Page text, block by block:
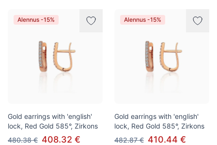
Alennus -15%
Gold earrings with 'english'
lock, Red Gold 585°, Zirkons
480.38 € 408.32 €
Alennus -15%
Gold earrings with 'english'
lock, Red Gold 585°, Zirkons
482.87 € 410.44 €